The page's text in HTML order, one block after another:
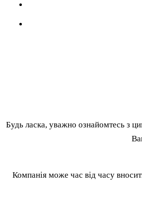
Будь ласка, уважно ознайомтесь з
Компанія може час від часу